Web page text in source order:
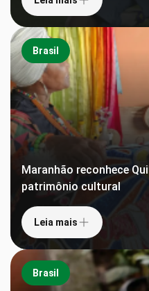
Brasil
Maranhão reconhece
patrimônio cultural
Leia mais
Brasil